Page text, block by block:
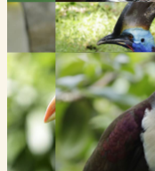
军金刚鹦鹉冠斑犀鸟